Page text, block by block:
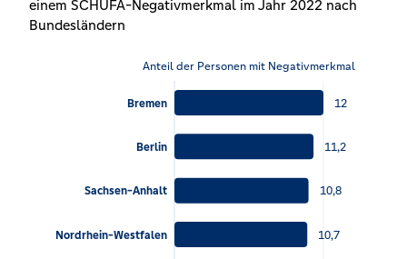
einem SCHUFA-Negativmerkmal im Jahr 2022 nach
Bundesländern
Anteil der Personen mit Negativmerkmal
Bremen
Berlin
Sachsen-Anhalt
Nordrhein-Westfalen
12
11,2
10,8
10,7